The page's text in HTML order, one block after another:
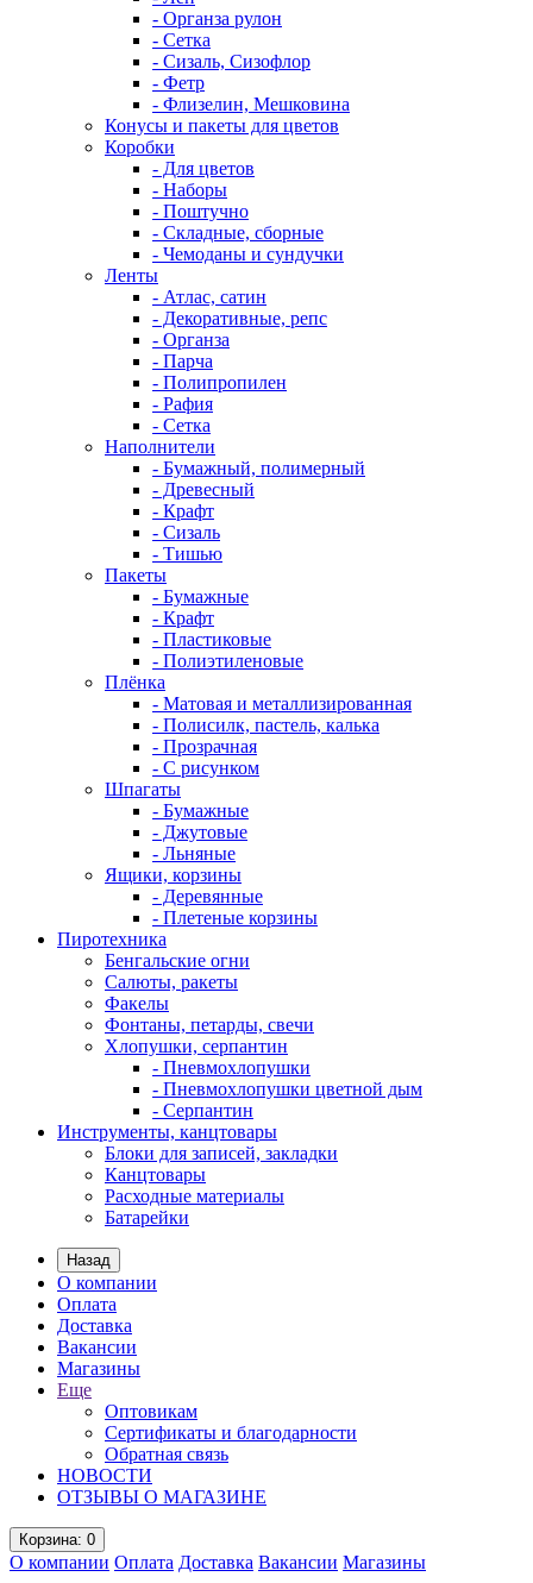
- Органза рулон
- Сетка
- Сизаль, Сизофлор
- Фетр
- Флизелин, Мешковина
Конусы и пакеты для цветов
Коробки
- Для цветов
- Наборы
- Поштучно
- Складные, сборные
- Чемоданы и сундучки
Ленты
- Атлас, сатин
- Декоративные, репс
- Органза
- Парча
- Полипропилен
- Рафия
- Сетка
Наполнители
- Бумажный, полимерный
- Древесный
- Крафт
- Сизаль
- Тишью
Пакеты
- Бумажные
- Крафт
- Пластиковые
- Полиэтиленовые
Плёнка
- Матовая и металлизированная
- Полисилк, пастель, калька
- Прозрачная
- С рисунком
Шпагаты
- Бумажные
- Джутовые
- Льняные
Ящики, корзины
- Деревянные
- Плетеные корзины
Пиротехника
Бенгальские огни
Салюты, ракеты
Факелы
Фонтаны, петарды, свечи
Хлопушки, серпантин
- Пневмохлопушки
- Пневмохлопушки цветной дым
- Серпантин
Инструменты, канцтовары
Блоки для записей, закладки
Канцтовары
Расходные материалы
Батарейки
Назад
О компании
Оплата
Доставка
Вакансии
Магазины
Еще
Оптовикам
Сертификаты и благодарности
Обратная связь
НОВОСТИ
ОТЗЫВЫ О МАГАЗИНЕ
Корзина: 0
О компании Оплата Доставка Вакансии Магазины